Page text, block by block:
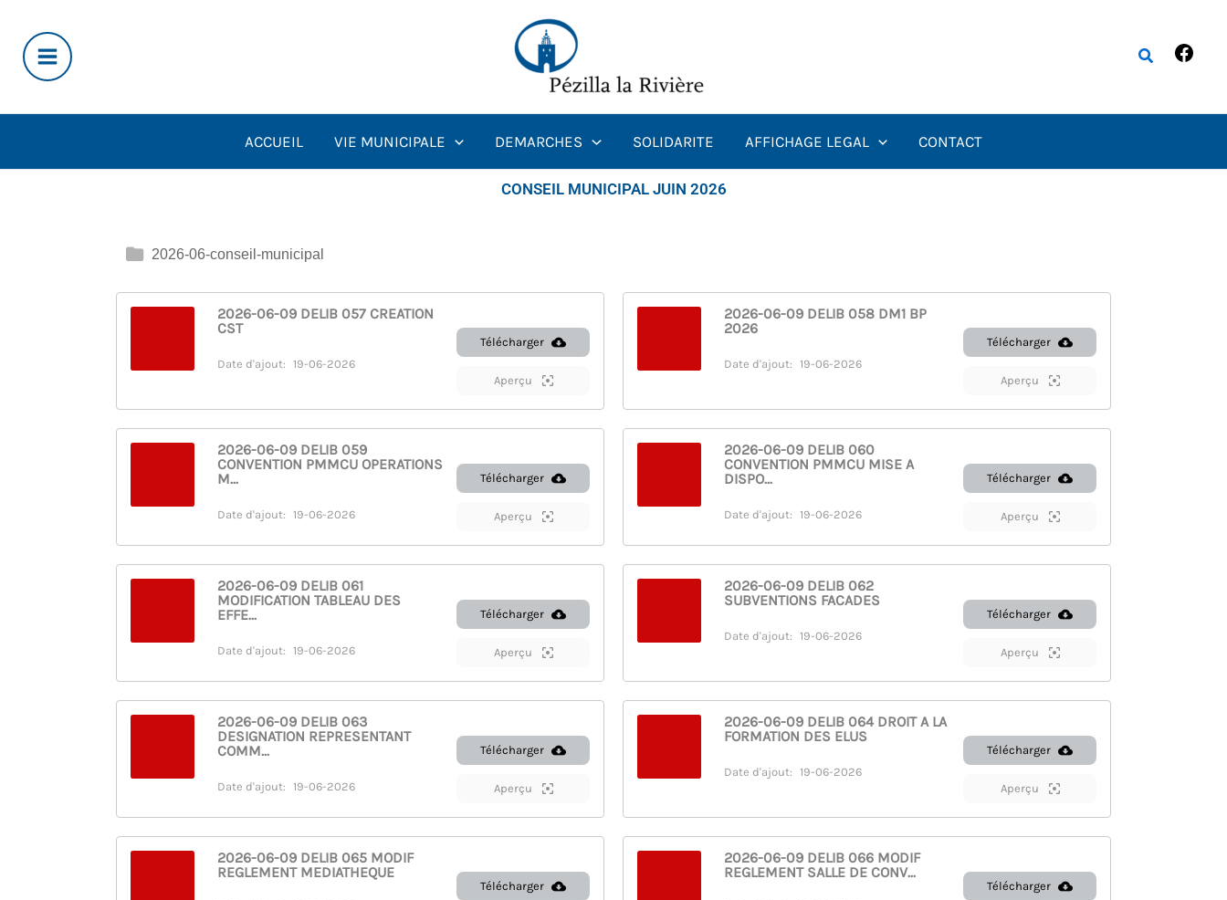
contenu
Rechercher
ACCUEIL VIE MUNICIPALE DEMARCHES SOLIDARITE AFFICHAGE LEGAL CONTACT
CONSEIL MUNICIPAL JUIN 2026
2026-06-conseil-municipal
2026-06-09 DELIB 057 CREATION
CST
Date d'ajout: 19-06-2026
Télécharger
Aperçu
2026-06-09 DELIB 058 DM1 BP
2026
Date d'ajout: 19-06-2026
Télécharger
Aperçu
2026-06-09 DELIB 059
CONVENTION PMMCU OPERATIONS
M...
Date d'ajout: 19-06-2026
Télécharger
Aperçu
2026-06-09 DELIB 060
CONVENTION PMMCU MISE A
DISPO...
Date d'ajout: 19-06-2026
Télécharger
Aperçu
2026-06-09 DELIB 061
MODIFICATION TABLEAU DES
EFFE...
Date d'ajout: 19-06-2026
Télécharger
Aperçu
2026-06-09 DELIB 062
SUBVENTIONS FACADES
Date d'ajout: 19-06-2026
Télécharger
Aperçu
2026-06-09 DELIB 063
DESIGNATION REPRESENTANT
COMM...
Date d'ajout: 19-06-2026
Télécharger
Aperçu
2026-06-09 DELIB 064 DROIT A LA
FORMATION DES ELUS
Date d'ajout: 19-06-2026
Télécharger
Aperçu
2026-06-09 DELIB 065 MODIF
REGLEMENT MEDIATHEQUE
Télécharger
2026-06-09 DELIB 066 MODIF
REGLEMENT SALLE DE CONV...
Télécharger